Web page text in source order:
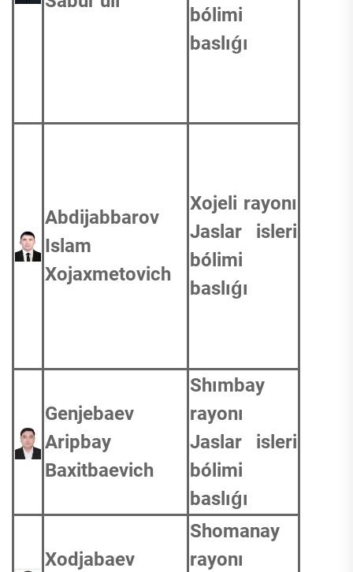
bólimi
baslıǵı
Abdijabbarov
Islam
Xojaxmetovich
Xojeli rayonı
Jaslar isleri
bólimi
baslıǵı
Genjebaev
Aripbay
Baxitbaevich
Shımbay
rayonı
Jaslar isleri
bólimi
baslıǵı
Xodjabaev
Shomanay
rayonı